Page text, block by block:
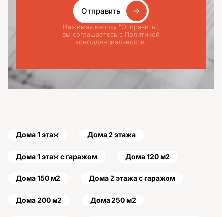
Отправить
Нажимая кнопку "Отправить",
вы соглашаетесь с Политикой
конфиденциальности.
Дома 1 этаж Дома 2 этажа
Дома 1 этаж с гаражом Дома 120 м2
Дома 150 м2 Дома 2 этажа с гаражом
Дома 200 м2 Дома 250 м2